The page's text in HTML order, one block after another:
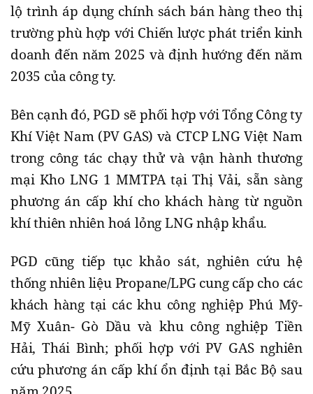
lộ trình áp dụng chính sách bán hàng theo thị
trường phù hợp với Chiến lược phát triển kinh
doanh đến năm 2025 và định hướng đến năm
2035 của công ty.
Bên cạnh đó, PGD sẽ phối hợp với Tổng Công ty
Khí Việt Nam (PV GAS) và CTCP LNG Việt Nam
trong công tác chạy thử và vận hành thương
mại Kho LNG 1 MMTPA tại Thị Vải, sẵn sàng
phương án cấp khí cho khách hàng từ nguồn
khí thiên nhiên hoá lỏng LNG nhập khẩu.
PGD cũng tiếp tục khảo sát, nghiên cứu hệ
thống nhiên liệu Propane/LPG cung cấp cho các
khách hàng tại các khu công nghiệp Phú Mỹ-
Mỹ Xuân- Gò Dầu và khu công nghiệp Tiền
Hải, Thái Bình; phối hợp với PV GAS nghiên
cứu phương án cấp khí ổn định tại Bắc Bộ sau